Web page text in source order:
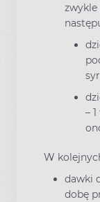
zwykle
–
W
dawki
dobę